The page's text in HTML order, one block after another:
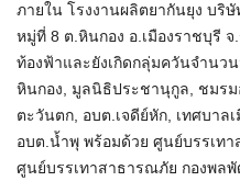
ภายใน โรงงานผลิตยากันยุง บริ
หมู่ที่ 8 ต.หินกอง อ.เมืองราชบุรี
ท้องฟ้าและยังเกิดกลุ่มควันจำนว
หินกอง, มูลนิธิประชานุกูล, ชมร
ตะวันตก, อบต.เจดีย์หัก, เทศบาล
อบต.น้ำพุ พร้อมด้วย ศูนย์บรรเ
ศูนย์บรรเทาสาธารณภัย กองพล